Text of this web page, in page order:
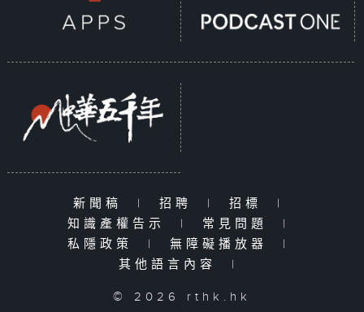
新聞稿 | 招聘 | 招標
|
知識產權告示
| 常見問題
|
私隱政策
| 無障礙播放器
|
其他語言內容
|
© 2026 rthk.hk